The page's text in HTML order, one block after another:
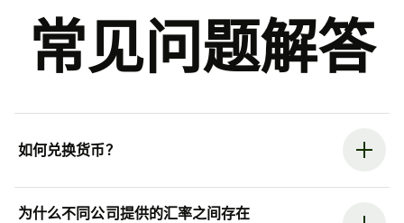
常见问题解答
如何兑换货币？
为什么不同公司提供的汇率之间存在